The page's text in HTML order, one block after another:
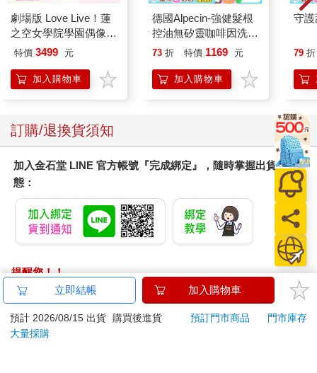
劇場版 Love Live！蓮
之空女學院學園偶像俱
樂部 Bloom Garden
組
特價 3499 元
加入購物車
德國Alpecin-強健髮根
控油無矽靈咖啡因洗髮
凝露375ml/瓶-C1強健
調理頭皮洗髮液/0矽靈
滋潤洗頭髮水/一般髮
73 折 特價 1169 元
加入購物車
守
79 折
訂購/退換貨須知
加入金石堂 LINE 官方帳號『完成綁定』，隨時掌握出貨動
態：
提醒您！！
金石堂及銀行均不會請您操作ATM! 如接獲電話要求您前往
ATM提款機，請不要聽從指示，以免受騙上當！
退換貨須知：
立即結帳 加入購物車
預計 2026/08/15 出貨 購買後進貨 預訂門市商品
門市庫存
大量採購